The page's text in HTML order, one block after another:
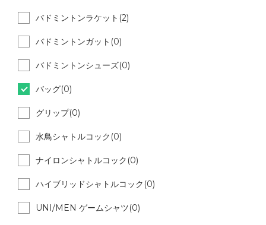
バドミントンラケット(2)
バドミントンガット(0)
バドミントンシューズ(0)
バッグ(0)
グリップ(0)
水鳥シャトルコック(0)
ナイロンシャトルコック(0)
ハイブリッドシャトルコック(0)
UNI/MEN ゲームシャツ(0)